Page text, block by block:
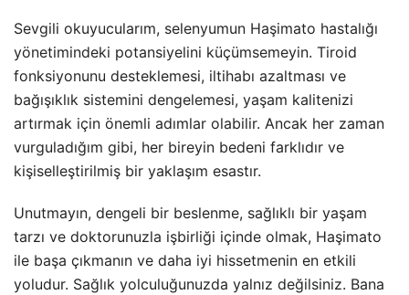
Sevgili okuyucularım, selenyumun Haşimato hastalığı
yönetimindeki potansiyelini küçümsemeyin. Tiroid
fonksiyonunu desteklemesi, iltihabı azaltması ve
bağışıklık sistemini dengelemesi, yaşam kalitenizi
artırmak için önemli adımlar olabilir. Ancak her zaman
vurguladığım gibi, her bireyin bedeni farklıdır ve
kişiselleştirilmiş bir yaklaşım esastır.
Unutmayın, dengeli bir beslenme, sağlıklı bir yaşam
tarzı ve doktorunuzla işbirliği içinde olmak, Haşimato
ile başa çıkmanın ve daha iyi hissetmenin en etkili
yoludur. Sağlık yolculuğunuzda yalnız değilsiniz. Bana